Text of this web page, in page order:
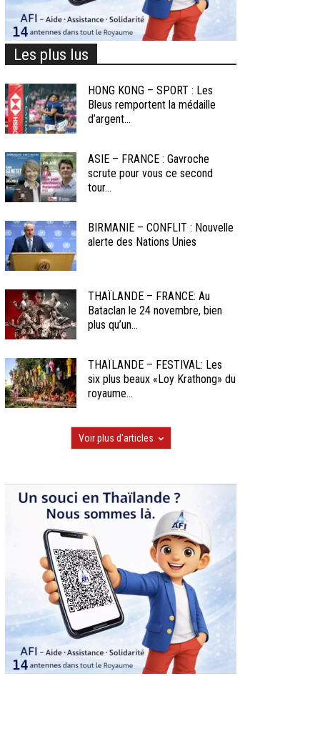
Les plus lus
HONG KONG – SPORT : Les
Bleus remportent la médaille
d’argent...
ASIE – FRANCE : Gavroche
scrute pour vous ce second
tour...
BIRMANIE – CONFLIT : Nouvelle
alerte des Nations Unies
THAÏLANDE – FRANCE: Au
Bataclan le 24 novembre, bien
plus qu’un...
THAÏLANDE – FESTIVAL: Les
six plus beaux «Loy Krathong» du
royaume...
Voir plus d'articles